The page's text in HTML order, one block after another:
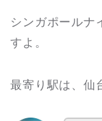
シンガポールナ
すよ。
最寄り駅は、仙